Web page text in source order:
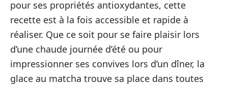
pour ses propriétés antioxydantes, cette
recette est à la fois accessible et rapide à
réaliser. Que ce soit pour se faire plaisir lors
d’une chaude journée d’été ou pour
impressionner ses convives lors d’un dîner, la
glace au matcha trouve sa place dans toutes